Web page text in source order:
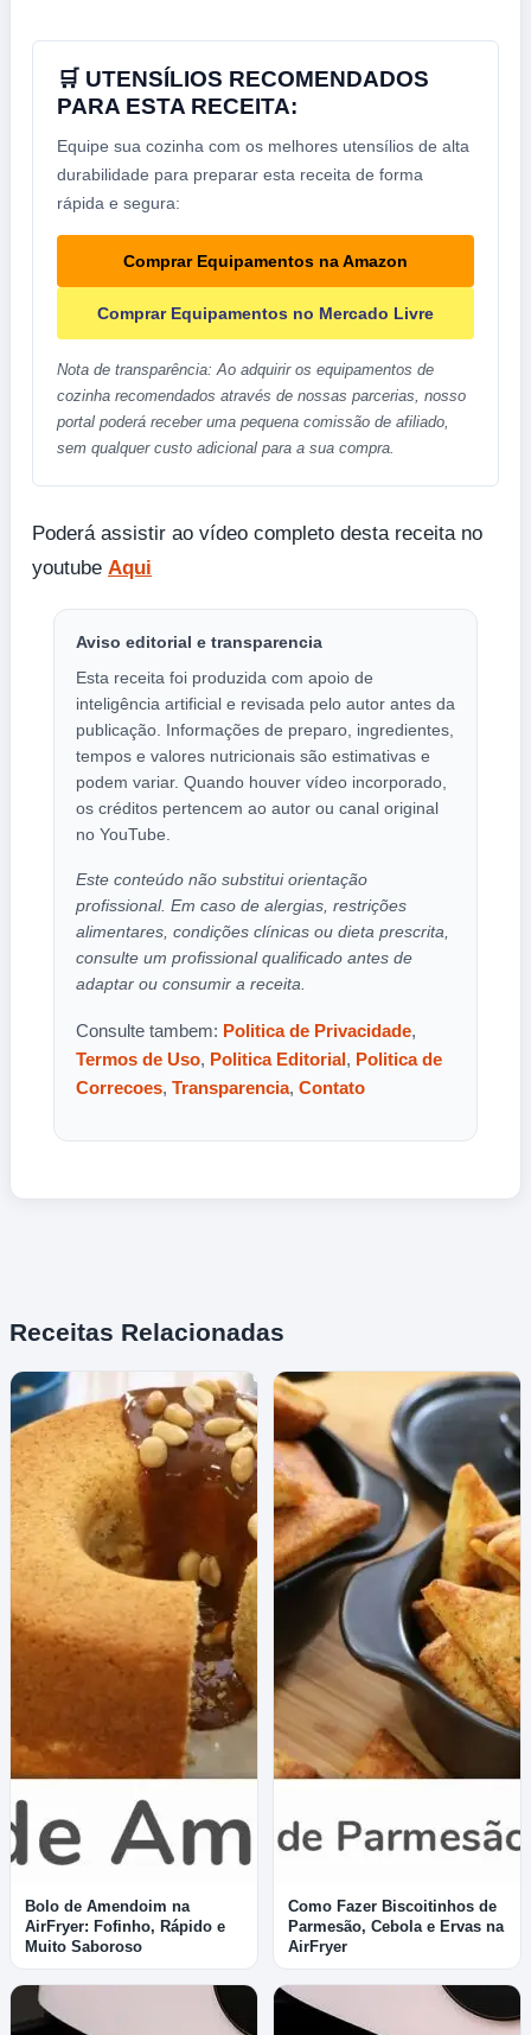
🛒 UTENSÍLIOS RECOMENDADOS
PARA ESTA RECEITA:
Equipe sua cozinha com os melhores utensílios de alta
durabilidade para preparar esta receita de forma
rápida e segura:
Comprar Equipamentos na Amazon
Comprar Equipamentos no Mercado Livre
Nota de transparência: Ao adquirir os equipamentos de
cozinha recomendados através de nossas parcerias, nosso
portal poderá receber uma pequena comissão de afiliado,
sem qualquer custo adicional para a sua compra.
Poderá assistir ao vídeo completo desta receita no
youtube Aqui
Aviso editorial e transparencia
Esta receita foi produzida com apoio de
inteligência artificial e revisada pelo autor antes da
publicação. Informações de preparo, ingredientes,
tempos e valores nutricionais são estimativas e
podem variar. Quando houver vídeo incorporado,
os créditos pertencem ao autor ou canal original
no YouTube.
Este conteúdo não substitui orientação
profissional. Em caso de alergias, restrições
alimentares, condições clínicas ou dieta prescrita,
consulte um profissional qualificado antes de
adaptar ou consumir a receita.
Consulte tambem: Politica de Privacidade,
Termos de Uso, Politica Editorial, Politica de
Correcoes, Transparencia, Contato
Receitas Relacionadas
Bolo de Amendoim na
AirFryer: Fofinho, Rápido e
Muito Saboroso
Como Fazer Biscoitinhos de
Parmesão, Cebola e Ervas na
AirFryer